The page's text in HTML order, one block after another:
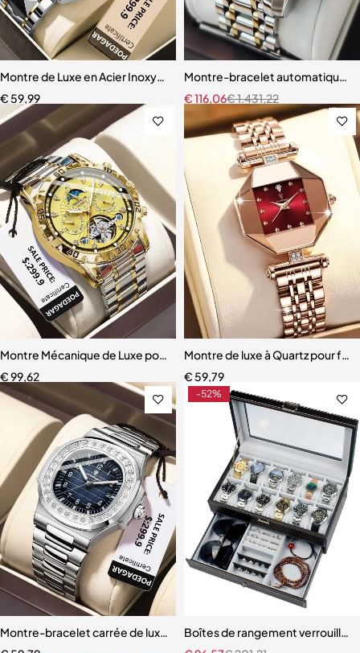
Montre de Luxe en Acier Inoxydable pour Homme, Étanche, Boîtier
€ 59,99
Montre-bracelet automatique
€1.431,22
€116,06
Montre Mécanique de Luxe pour Homme, Étanche
€99,62
Montre de luxe à Quartz pour
€ 59,79
Montre-bracelet carrée de luxe pour homme
-52%
Boîtes de rangement